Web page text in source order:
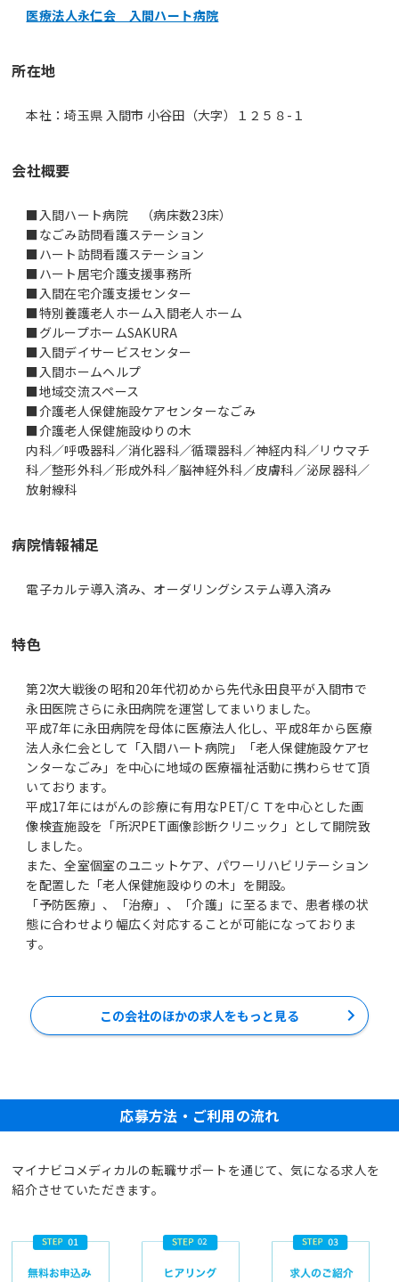
医療法人永仁会 入間ハート病院
所在地
本社：埼玉県 入間市 小谷田（大字）１２５８-１
会社概要
■入間ハート病院 （病床数23床）
■なごみ訪問看護ステーション
■ハート訪問看護ステーション
■ハート居宅介護支援事務所
■入間在宅介護支援センター
■特別養護老人ホーム入間老人ホーム
■グループホームSAKURA
■入間デイサービスセンター
■入間ホームヘルプ
■地域交流スペース
■介護老人保健施設ケアセンターなごみ
■介護老人保健施設ゆりの木
内科／呼吸器科／消化器科／循環器科／神経内科／リウマチ
科／整形外科／形成外科／脳神経外科／皮膚科／泌尿器科／
放射線科
病院情報補足
電子カルテ導入済み、オーダリングシステム導入済み
特色
第2次大戦後の昭和20年代初めから先代永田良平が入間市で
永田医院さらに永田病院を運営してまいりました。
平成7年に永田病院を母体に医療法人化し、平成8年から医療
法人永仁会として「入間ハート病院」「老人保健施設ケアセ
ンターなごみ」を中心に地域の医療福祉活動に携わらせて頂
いております。
平成17年にはがんの診療に有用なPET/ＣＴを中心とした画
像検査施設を「所沢PET画像診断クリニック」として開院致
しました。
また、全室個室のユニットケア、パワーリハビリテーション
を配置した「老人保健施設ゆりの木」を開設。
「予防医療」、「治療」、「介護」に至るまで、患者様の状
態に合わせより幅広く対応することが可能になっておりま
す。
この会社のほかの求人をもっと見る
応募方法・ご利用の流れ
マイナビコメディカルの転職サポートを通じて、気になる求人を
紹介させていただきます。